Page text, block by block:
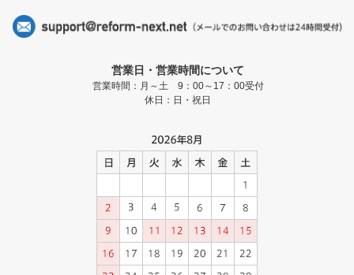
営業日・営業時間について
営業時間：月～土 9：00～17：00受付
休日：日・祝日